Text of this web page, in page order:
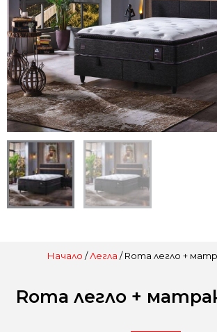
Начало /Легла / Roma легло +
Roma легло +